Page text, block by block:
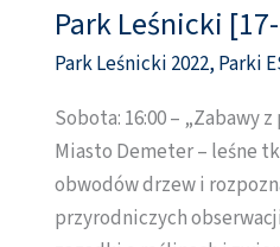
Park Leśnicki
Park Leśnicki 2022, Parki
Sobota: 16:00 – „Zabawy
Miasto Demeter – leśne
obwodów drzew i
przyrodniczych
Park
Leśnicki
18
września]